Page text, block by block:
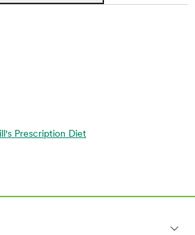
Prescription Diet